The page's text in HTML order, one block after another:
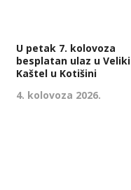
U petak 7. kolovoza
besplatan ulaz u Veliki
Kaštel u Kotišini
4. kolovoza 2026.